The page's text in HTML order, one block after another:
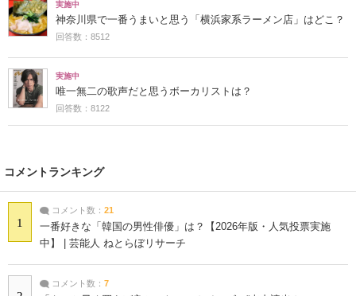
実施中
神奈川県で一番うまいと思う「横浜家系ラーメン店」はどこ？
回答数：8512
実施中
唯一無二の歌声だと思うボーカリストは？
回答数：8122
コメントランキング
1
コメント数： 21
一番好きな「韓国の男性俳優」は？【2026年版・人気投票実施
中】 | 芸能人 ねとらぼリサーチ
コメント数： 7